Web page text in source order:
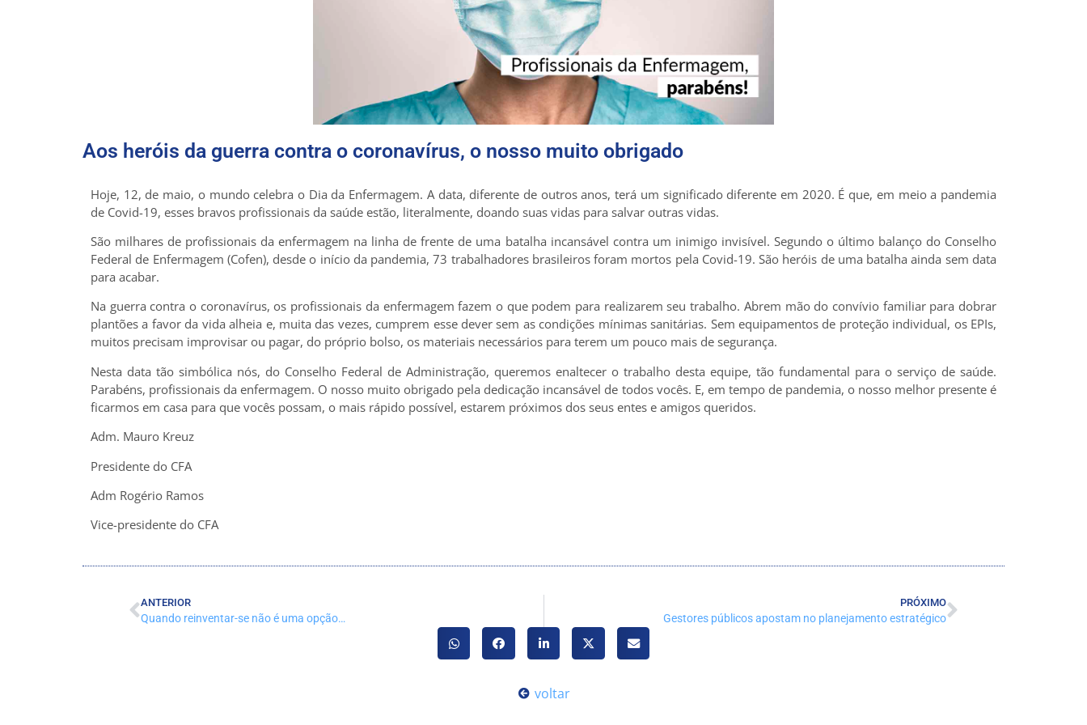
Aos heróis da guerra contra o coronavírus, o nosso muito obrigado
Hoje, 12, de maio, o mundo celebra o Dia da Enfermagem. A data, diferente de outros anos, terá um significado diferente em 2020. É que, em meio a pandemia
de Covid-19, esses bravos profissionais da saúde estão, literalmente, doando suas vidas para salvar outras vidas.
São milhares de profissionais da enfermagem na linha de frente de uma batalha incansável contra um inimigo invisível. Segundo o último balanço do Conselho
Federal de Enfermagem (Cofen), desde o início da pandemia, 73 trabalhadores brasileiros foram mortos pela Covid-19. São heróis de uma batalha ainda sem data
para acabar.
Na guerra contra o coronavírus, os profissionais da enfermagem fazem o que podem para realizarem seu trabalho. Abrem mão do convívio familiar para dobrar
plantões a favor da vida alheia e, muita das vezes, cumprem esse dever sem as condições mínimas sanitárias. Sem equipamentos de proteção individual, os EPIs,
muitos precisam improvisar ou pagar, do próprio bolso, os materiais necessários para terem um pouco mais de segurança.
Nesta data tão simbólica nós, do Conselho Federal de Administração, queremos enaltecer o trabalho desta equipe, tão fundamental para o serviço de saúde.
Parabéns, profissionais da enfermagem. O nosso muito obrigado pela dedicação incansável de todos vocês. E, em tempo de pandemia, o nosso melhor presente é
ficarmos em casa para que vocês possam, o mais rápido possível, estarem próximos dos seus entes e amigos queridos.
Adm. Mauro Kreuz
Presidente do CFA
Adm Rogério Ramos
Vice-presidente do CFA
ANTERIOR
Quando reinventar-se não é uma opção…
PRÓXIMO
Gestores públicos apostam no planejamento estratégico
voltar